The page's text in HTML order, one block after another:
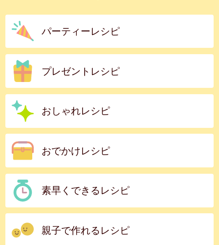
パーティーレシピ
プレゼントレシピ
おしゃれレシピ
おでかけレシピ
素早くできるレシピ
親子で作れるレシピ